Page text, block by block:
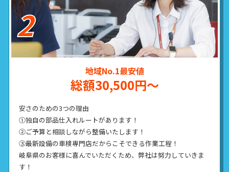
地域No.1最安値
総額30,500円～
安さのための3つの理由
①独自の部品仕入れルートがあります！
②ご予算と相談しながら整備いたします！
③最新設備の車検専門店だからこそできる作業工程！
岐阜県のお客様に喜んでいただくため、弊社は努力していきま
す！